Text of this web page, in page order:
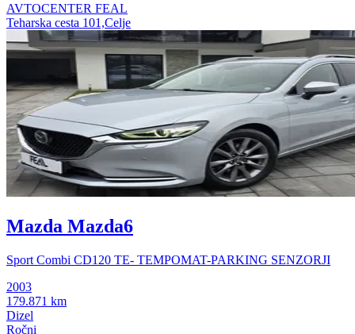
AVTOCENTER FEAL
Teharska cesta 101,Celje
Mazda Mazda6
Sport Combi CD120 TE- TEMPOMAT-PARKING SENZORJI
2003
179.871 km
Dizel
Ročni